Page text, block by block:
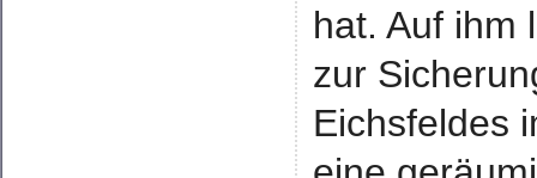
hat. Auf ihm
zur
Eichsfeldes